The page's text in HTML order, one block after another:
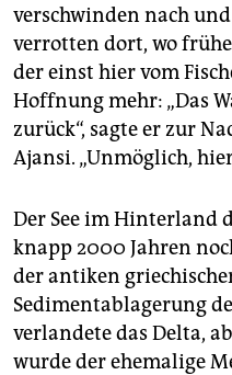
verschwinden nach
verrotten dort, wo
der einst hier vom
Hoffnung mehr: „Das
zurück“, sagte er zur
Ajansi. „Unmöglich,
Der See im Hinterland
knapp 2000 Jahren
der antiken
Sedimentablagerung
verlandete das Delta,
wurde der ehemalige